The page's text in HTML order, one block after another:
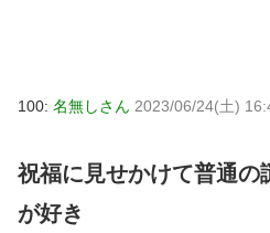
100: 名無しさん 2023/06/24(土)
祝福に見せかけて普通の
が好き